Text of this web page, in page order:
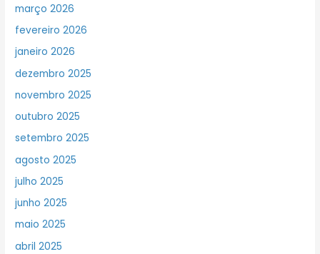
março 2026
fevereiro 2026
janeiro 2026
dezembro 2025
novembro 2025
outubro 2025
setembro 2025
agosto 2025
julho 2025
junho 2025
maio 2025
abril 2025